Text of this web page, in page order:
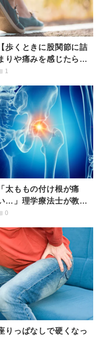
【歩くときに股関節に詰
りや痛みを感じたら】
識するだけ！股関節の
ント」
1
「太ももの付け根が痛
…」理学療法士が教え
正しいセルフケア方法
0
りっぱなしで硬くなっ